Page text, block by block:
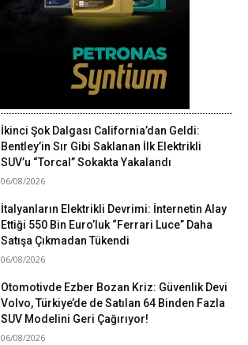
İkinci Şok Dalgası California’dan Geldi:
Bentley’in Sır Gibi Saklanan İlk Elektrikli
SUV’u “Torcal” Sokakta Yakalandı
06/08/2026
İtalyanların Elektrikli Devrimi: İnternetin Alay
Ettiği 550 Bin Euro’luk “Ferrari Luce” Daha
Satışa Çıkmadan Tükendi
06/08/2026
Otomotivde Ezber Bozan Kriz: Güvenlik Devi
Volvo, Türkiye’de de Satılan 64 Binden Fazla
SUV Modelini Geri Çağırıyor!
06/08/2026